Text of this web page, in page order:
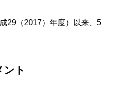
29（2017）年度）以来、5
ト